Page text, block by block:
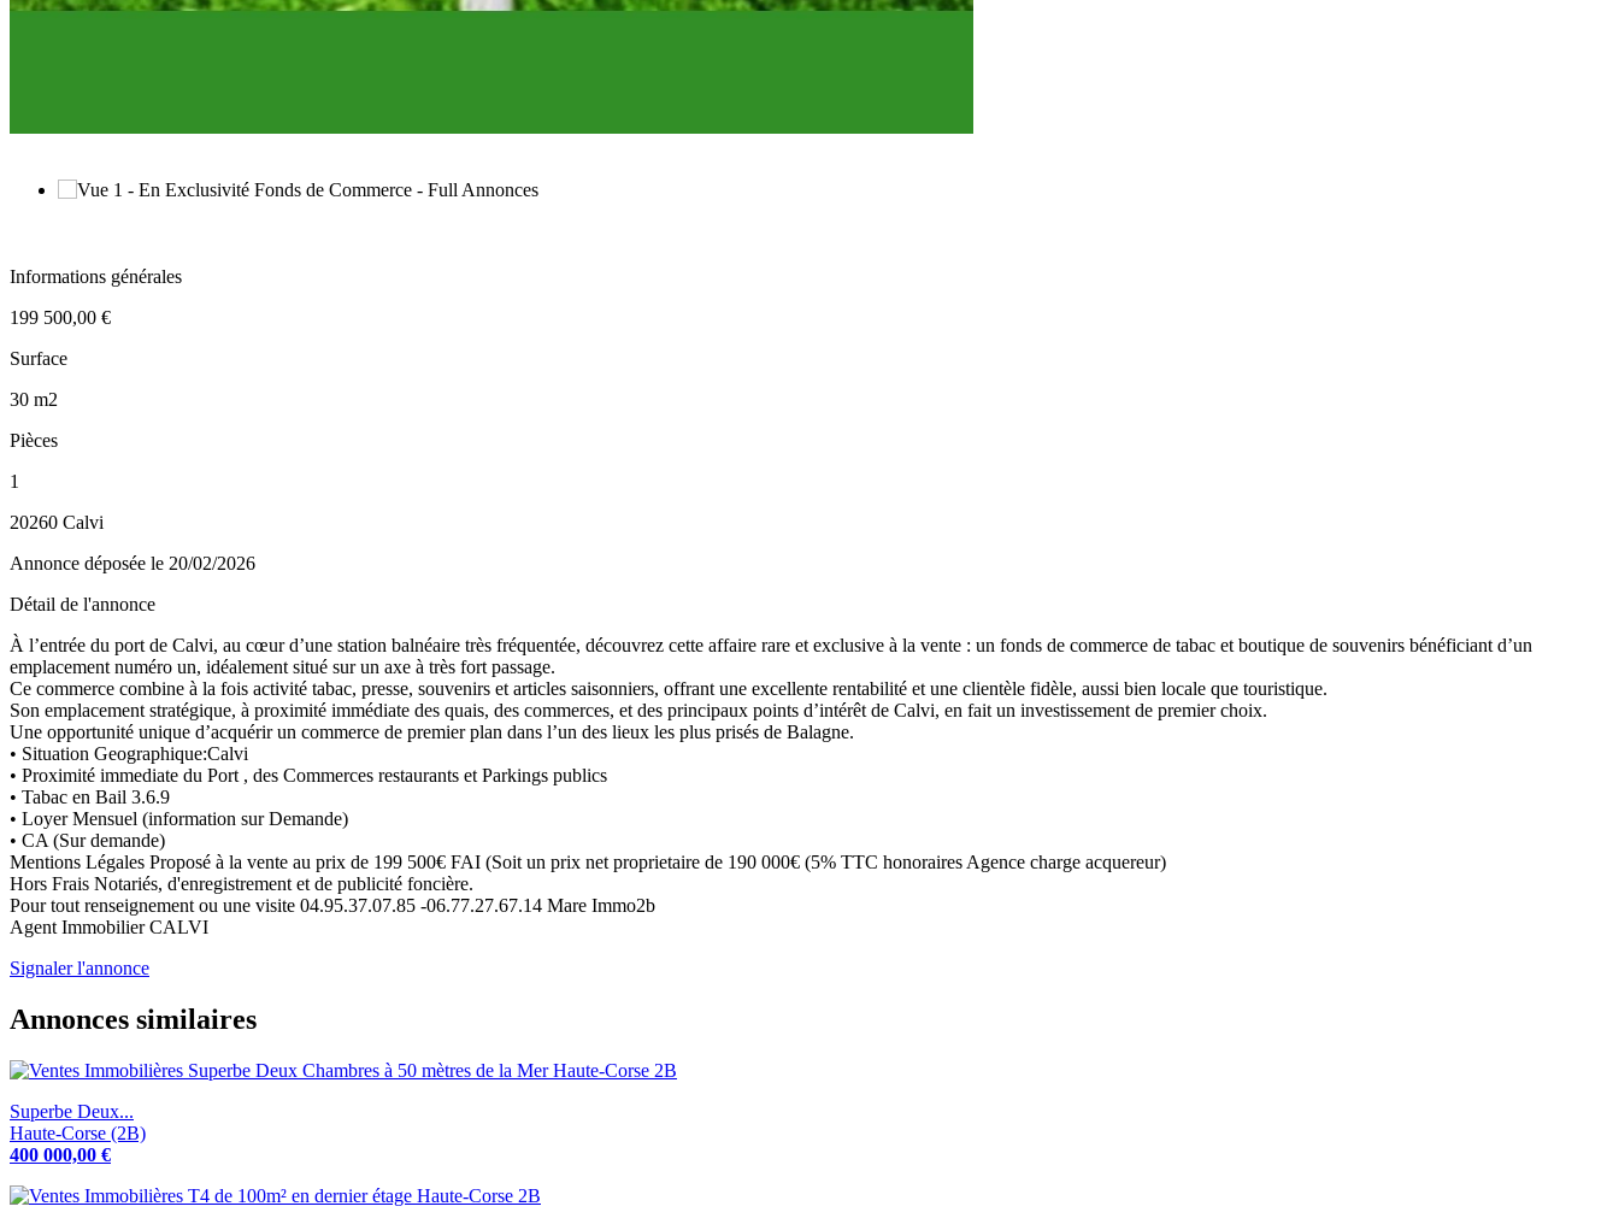
Informations générales
199 500,00 €
Surface
30 m2
Pièces
1
20260 Calvi
Annonce déposée le 20/02/2026
Détail de l'annonce
À l’entrée du port de Calvi, au cœur d’une station balnéaire très fréquentée, découvrez cette affaire rare et exclusive à la vente : un fonds de commerce de tabac et boutique de souvenirs bénéficiant d’un
emplacement numéro un, idéalement situé sur un axe à très fort passage.
Ce commerce combine à la fois activité tabac, presse, souvenirs et articles saisonniers, offrant une excellente rentabilité et une clientèle fidèle, aussi bien locale que touristique.
Son emplacement stratégique, à proximité immédiate des quais, des commerces, et des principaux points d’intérêt de Calvi, en fait un investissement de premier choix.
Une opportunité unique d’acquérir un commerce de premier plan dans l’un des lieux les plus prisés de Balagne.
• Situation Geographique:Calvi
• Proximité immediate du Port , des Commerces restaurants et Parkings publics
• Tabac en Bail 3.6.9
• Loyer Mensuel (information sur Demande)
• CA (Sur demande)
Mentions Légales Proposé à la vente au prix de 199 500€ FAI (Soit un prix net proprietaire de 190 000€ (5% TTC honoraires Agence charge acquereur)
Hors Frais Notariés, d'enregistrement et de publicité foncière.
Pour tout renseignement ou une visite 04.95.37.07.85 -06.77.27.67.14 Mare Immo2b
Agent Immobilier CALVI
Signaler l'annonce
Annonces similaires
Superbe Deux...
Haute-Corse (2B)
400 000,00 €